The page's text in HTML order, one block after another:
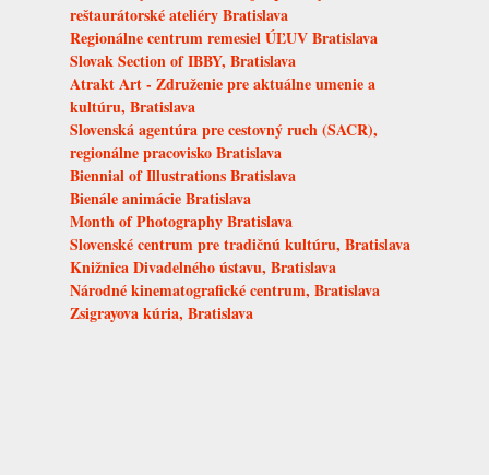
reštaurátorské ateliéry Bratislava
Regionálne centrum remesiel ÚĽUV Bratislava
Slovak Section of IBBY, Bratislava
Atrakt Art - Združenie pre aktuálne umenie a
kultúru, Bratislava
Slovenská agentúra pre cestovný ruch (SACR),
regionálne pracovisko Bratislava
Biennial of Illustrations Bratislava
Bienále animácie Bratislava
Month of Photography Bratislava
Slovenské centrum pre tradičnú kultúru, Bratislava
Knižnica Divadelného ústavu, Bratislava
Národné kinematografické centrum, Bratislava
Zsigrayova kúria, Bratislava